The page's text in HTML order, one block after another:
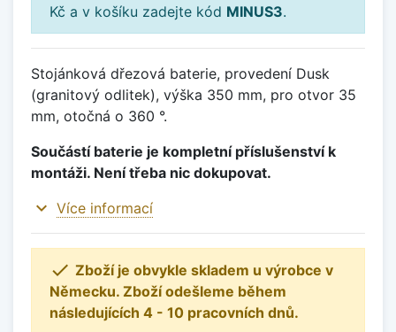
Kč a v košíku zadejte kód MINUS3.
Stojánková dřezová baterie, provedení Dusk
(granitový odlitek), výška 350 mm, pro otvor 35
mm, otočná o 360 °.
Součástí baterie je kompletní příslušenství k
montáži. Není třeba nic dokupovat.
expand_more Více informací
 Zboží je obvykle skladem u výrobce v
Německu. Zboží odešleme během
následujících 4 - 10 pracovních dnů.